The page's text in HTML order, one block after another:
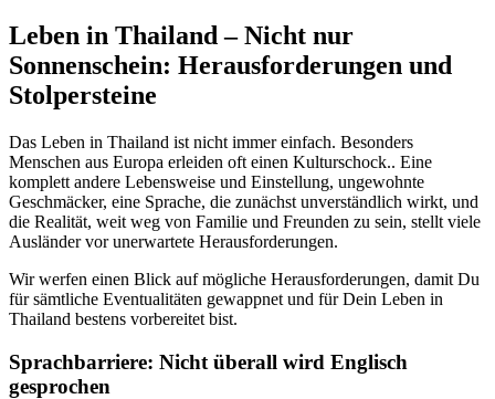
Leben in Thailand – Nicht nur
Sonnenschein: Herausforderungen und
Stolpersteine
Das Leben in Thailand ist nicht immer einfach. Besonders
Menschen aus Europa erleiden oft einen Kulturschock.. Eine
komplett andere Lebensweise und Einstellung, ungewohnte
Geschmäcker, eine Sprache, die zunächst unverständlich wirkt, und
die Realität, weit weg von Familie und Freunden zu sein, stellt viele
Ausländer vor unerwartete Herausforderungen.
Wir werfen einen Blick auf mögliche Herausforderungen, damit Du
für sämtliche Eventualitäten gewappnet und für Dein Leben in
Thailand bestens vorbereitet bist.
Sprachbarriere: Nicht überall wird Englisch
gesprochen